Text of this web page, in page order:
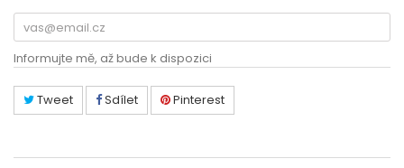
Informujte mě, až bude k dispozici
Tweet Sdílet Pinterest